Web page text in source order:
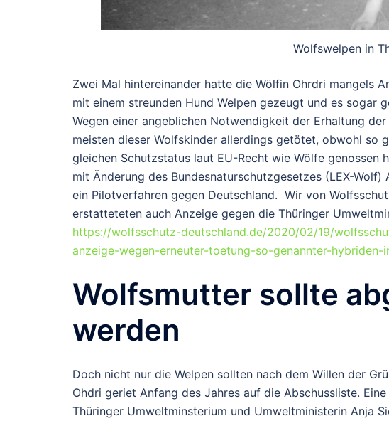
Wolfswelpen in
Zwei Mal hintereinander hatte die Wölfin Ohrdri mangels
mit einem streunden Hund Welpen gezeugt und es sogar
Wegen einer angeblichen Notwendigkeit der Erhaltung
meisten dieser Wolfskinder allerdings getötet, obwohl so
gleichen Schutzstatus laut EU-Recht wie Wölfe
mit Änderung des Bundesnaturschutzgesetzes (LEX-
ein Pilotverfahren gegen Deutschland. Wir von
erstatteteten auch Anzeige gegen die Thüringer
https://wolfsschutz-deutschland.de/2020/02/19/
anzeige-wegen-erneuter-toetung-so-genannter-hybriden-
Wolfsmutter sollte
werden
Doch nicht nur die Welpen sollten nach dem Willen der
Ohdri geriet Anfang des Jahres auf die Abschussliste.
Thüringer Umweltminsterium und Umweltministerin Anja